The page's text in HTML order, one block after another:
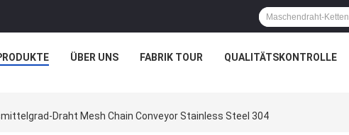
ÜBER UNS FABRIK TOUR QUALITÄTSKONTROLLE
Draht Mesh Chain Conveyor Stainless Steel 304